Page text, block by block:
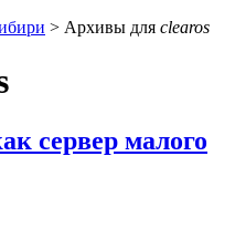
> Архивы для clearos
сервер малого